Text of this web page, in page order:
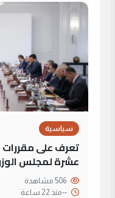
سياسية
تعرف على مقررات
عشرة لمجلس
--منذ 22 ساعة